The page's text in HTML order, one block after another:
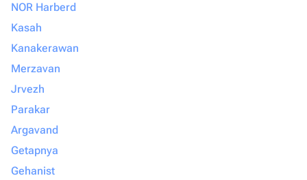
NOR Harberd
Kasah
Kanakerawan
Merzavan
Jrvezh
Parakar
Argavand
Getapnya
Gehanist